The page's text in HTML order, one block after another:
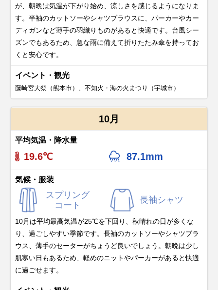
が、朝晩は気温が下がり始め、涼しさを感じるようになりま
す。半袖のカットソーやシャツブラウスに、パーカーやカー
ディガンなど薄手の羽織りものがあると快適です。台風シー
ズンでもあるため、急な雨に備えて折りたたみ傘を持ってお
くと安心です。
イベント・観光
藤崎宮大祭（熊本市）、不知火・海の火まつり（宇城市）
10月
平均気温・降水量
19.6℃ 87.1mm
気候・服装
スプリング
コート
長袖シャツ
10月は平均最高気温が25℃を下回り、秋晴れの日が多くな
り、過ごしやすい季節です。長袖のカットソーやシャツブラ
ウス、薄手のセーターがちょうど良いでしょう。朝晩は少し
肌寒い日もあるため、軽めのニットやパーカーがあると快適
に過ごせます。